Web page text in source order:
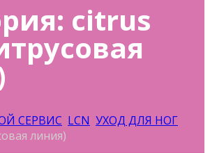
citrus
СЕРВИС LCN УХОД ДЛЯ НОГ
линия)